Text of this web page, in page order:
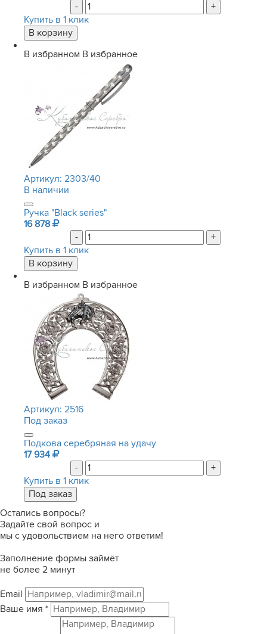
-
+
Купить в 1 клик
В избранном В избранное
Артикул: 2303/40
В наличии
Ручка "Black series"
16 878
-
+
Купить в 1 клик
В избранном В избранное
Артикул: 2516
Под заказ
Подкова серебряная на удачу
17 934
-
+
Купить в 1 клик
Остались вопросы?
Задайте свой вопрос и
мы с удовольствием на него ответим!
Заполнение формы займёт
не более 2 минут
Email
Ваше имя *